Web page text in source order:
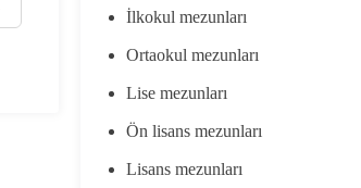
İlkokul mezunları
Ortaokul mezunları
Lise mezunları
Ön lisans mezunları
Lisans mezunları